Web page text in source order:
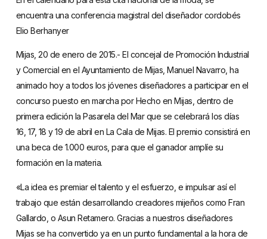
encuentra una conferencia magistral del diseñador cordobés
Elio Berhanyer
Mijas, 20 de enero de 2015.- El concejal de Promoción Industrial
y Comercial en el Ayuntamiento de Mijas, Manuel Navarro, ha
animado hoy a todos los jóvenes diseñadores a participar en el
concurso puesto en marcha por Hecho en Mijas, dentro de
primera edición la Pasarela del Mar que se celebrará los días
16, 17, 18 y 19 de abril en La Cala de Mijas. El premio consistirá en
una beca de 1.000 euros, para que el ganador amplíe su
formación en la materia.
«La idea es premiar el talento y el esfuerzo, e impulsar así el
trabajo que están desarrollando creadores mijeños como Fran
Gallardo, o Asun Retamero. Gracias a nuestros diseñadores
Mijas se ha convertido ya en un punto fundamental a la hora de